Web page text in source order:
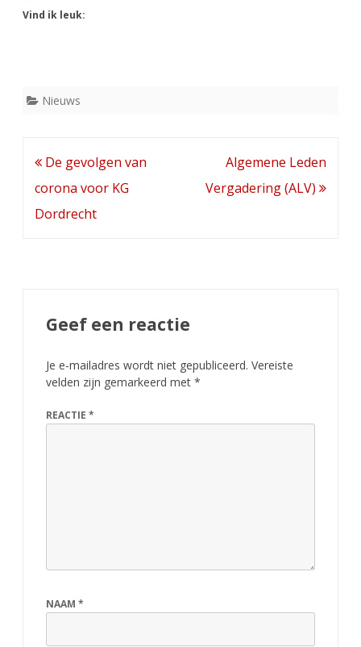
Vind ik leuk:
Nieuws
Bericht
navigatie
De gevolgen van
corona voor KG
Dordrecht
Algemene Leden
Vergadering (ALV)
Geef een reactie
Je e-mailadres wordt niet gepubliceerd. Vereiste
velden zijn gemarkeerd met *
REACTIE *
NAAM *